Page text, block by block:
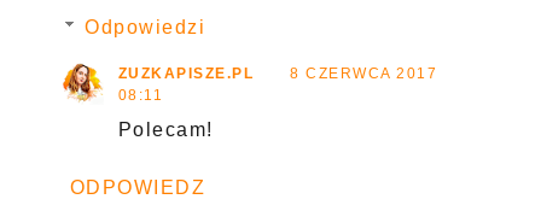
Odpowiedzi
ZUZKAPISZE.PL
8 CZERWCA 2017
08:11
Polecam!
ODPOWIEDZ